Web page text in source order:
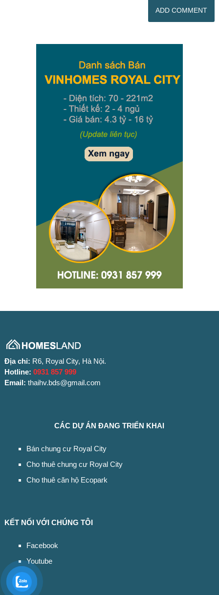
Địa chỉ: R6, Royal City, Hà Nội.
Hotline: 0931 857 999
Email: thaihv.bds@gmail.com
CÁC DỰ ÁN ĐANG TRIỂN KHAI
Bán chung cư Royal City
Cho thuê chung cư Royal City
Cho thuê căn hộ Ecopark
KẾT NỐI VỚI CHÚNG TÔI
Facebook
Youtube